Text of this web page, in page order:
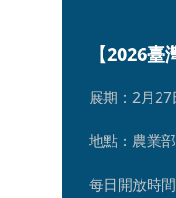
【2026臺
展期：2月
地點：農業
每日開放時